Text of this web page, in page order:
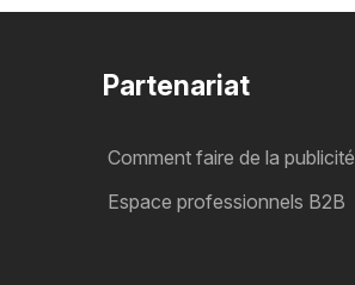
Partenariat
Comment faire de la publicité
Espace professionnels B2B